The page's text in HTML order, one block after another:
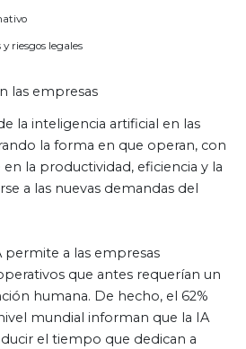
riesgos legales
las empresas
la inteligencia artificial en las
la forma en que operan, con
la productividad, eficiencia y la
a las nuevas demandas del
permite a las empresas
que antes requerían un
humana. De hecho, el 62%
mundial informan que la IA
el tiempo que dedican a